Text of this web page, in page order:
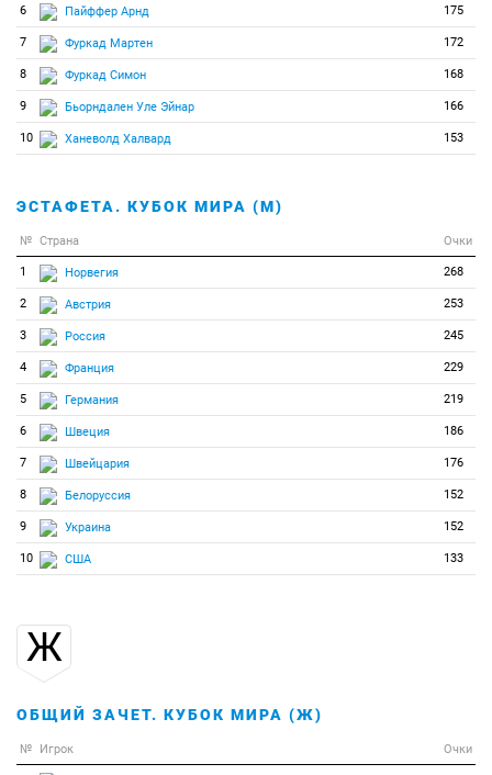
6 Пайффер Арнд 175
7 Фуркад Мартен 172
8 Фуркад Симон 168
9 Бьорндален Уле Эйнар 166
10 Ханеволд Халвард 153
ЭСТАФЕТА. КУБОК МИРА (М)
№ Страна Очки
1 Норвегия 268
2 Австрия 253
3 Россия 245
4 Франция 229
5 Германия 219
6 Швеция 186
7 Швейцария 176
8 Белоруссия 152
9 Украина 152
10 США 133
Ж
ОБЩИЙ ЗАЧЕТ. КУБОК МИРА (Ж)
№ Игрок Очки